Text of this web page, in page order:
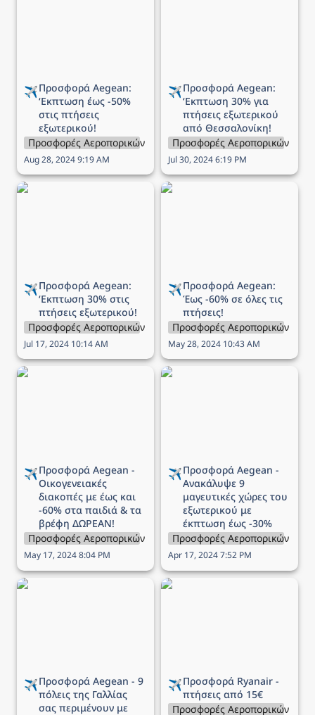
✈️Προσφορά Aegean:
‘Εκπτωση έως -50%
στις πτήσεις
εξωτερικού!
Προσφορές Αεροπορικών Εταιρειών
Aug 28, 2024 9:19 AM
✈️Προσφορά Aegean:
‘Εκπτωση 30% για
πτήσεις εξωτερικού
από Θεσσαλονίκη!
Προσφορές Αεροπορικών
Jul 30, 2024 6:19 PM
Προσφορά Aegean:
✈️Προσφορά Aegean:
‘Εκπτωση 30% στις
πτήσεις εξωτερικού!
Προσφορές Αεροπορικών Εταιρειών
Jul 17, 2024 10:14 AM
Προσφορά Aegean: Έως
✈️Προσφορά Aegean:
Έως -60% σε όλες τις
πτήσεις!
Προσφορές Αεροπορικών
May 28, 2024 10:43 AM
Προσφορά Aegean -
✈️
Οικογενειακές
διακοπές με έως και
-60% στα παιδιά & τα
βρέφη ΔΩΡΕΑΝ!
Προσφορές Αεροπορικών Εταιρειών
May 17, 2024 8:04 PM
Προσφορά Aegean -
✈️Προσφορά Aegean -
Ανακάλυψε 9
μαγευτικές χώρες του
εξωτερικού με
έκπτωση έως -30%
Προσφορές Αεροπορικών
Apr 17, 2024 7:52 PM
Προσφορά Aegean - 9
✈️Προσφορά Aegean - 9
πόλεις της Γαλλίας
σας περιμένουν με
Προσφορά Ryanair -
✈️Προσφορά Ryanair -
πτήσεις από 15€
Προσφορές Αεροπορικών